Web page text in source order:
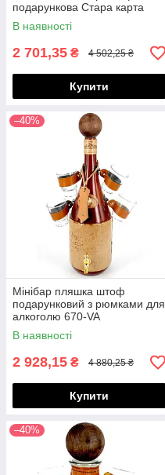
подарункова Стара карта
661-MO
В наявності
2 701,35 ₴ 4 502,25 ₴
Купити
–40%
Мінібар пляшка штоф
подарунковий з рюмками для
алкоголю 670-VA
В наявності
2 928,15 ₴ 4 880,25 ₴
Купити
–40%